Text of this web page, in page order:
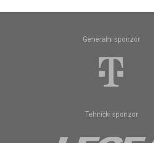
Generalni sponzor
Tehnički sponzor